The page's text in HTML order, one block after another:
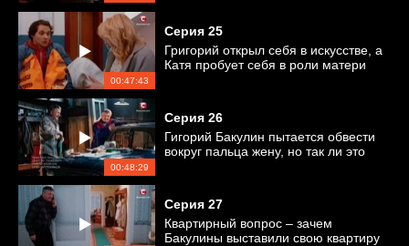
00:47:43
Серия 25
Григорий открыл себя в искусстве, а
Катя пробует себя в роли матери
00:48:29
Серия 26
Гигорий Бакулин пытается обвести
вокруг пальца жену, но так ли это
Серия 27
Квартирный вопрос – зачем
Бакулины выставили свою квартиру